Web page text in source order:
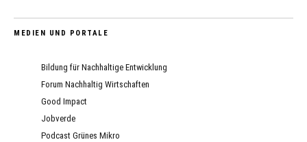
MEDIEN UND PORTALE
Bildung für Nachhaltige Entwicklung
Forum Nachhaltig Wirtschaften
Good Impact
Jobverde
Podcast Grünes Mikro